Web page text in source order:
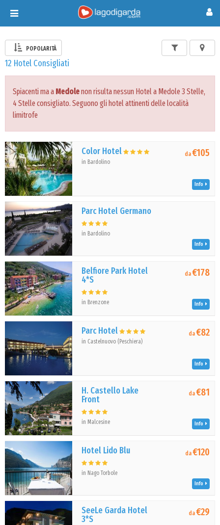
Toggle
navigation
POPOLARITÀ
12 Hotel Consigliati
Spiacenti ma a Medolenon risulta nessun Hotel a Medole 3 Stelle,
4 Stelle consigliato. Seguono gli hotel attinenti delle località
limitrofe
Color Hotel
in Bardolino
da€105
Info
Parc Hotel Germano
in Bardolino
Info
Belfiore Park Hotel
4*S
in Brenzone
da€178
Info
Parc Hotel
in Castelnuovo (Peschiera)
da€82
Info
H. Castello Lake
Front
in Malcesine
da€81
Info
Hotel Lido Blu
in Nago Torbole
da€120
Info
SeeLe Garda Hotel
3*S
da€29